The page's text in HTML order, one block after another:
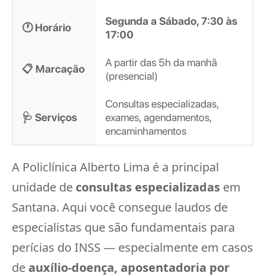
🕐 Horário
Segunda a Sábado, 7:30 às
17:00
📋 Marcação
A partir das 5h da manhã
(presencial)
🩺 Serviços
Consultas especializadas,
exames, agendamentos,
encaminhamentos
A Policlínica Alberto Lima é a principal
unidade de consultas especializadas em
Santana. Aqui você consegue laudos de
especialistas que são fundamentais para
perícias do INSS — especialmente em casos
de auxílio-doença, aposentadoria por